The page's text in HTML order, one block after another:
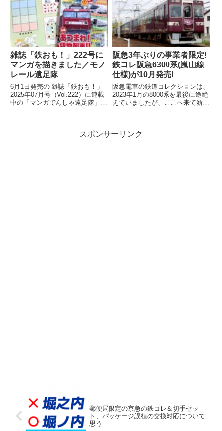
雑誌「鉄おも！」222号に
マンガを描きました／モノ
レール遠足隊
6月1日発売の 雑誌「鉄おも！」
2025年07月号（Vol.222）に連載
中の「マンガでんしゃ遠足隊」最
阪急3年ぶりの事業者限定!
鉄コレ阪急6300系(嵐山線
仕様)が10月発売!
阪急電車の鉄道コレクションは、
2023年1月の8000系を最後に途絶
えていましたが、ここへ来て新製
スポンサーリンク
郵便局限定の京急の鉄コレ＆切手セッ
ト、パッケージ誤植の交換対応について
思う